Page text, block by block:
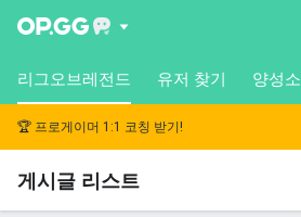
리그오브레전드 유저 찾기 양성소
🏆 프로게이머 1:1 코칭 받기!
게시글 리스트